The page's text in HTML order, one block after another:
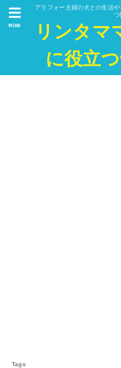
アラフォー主婦の犬との生活
つ
リンタマ
に役立
MENU